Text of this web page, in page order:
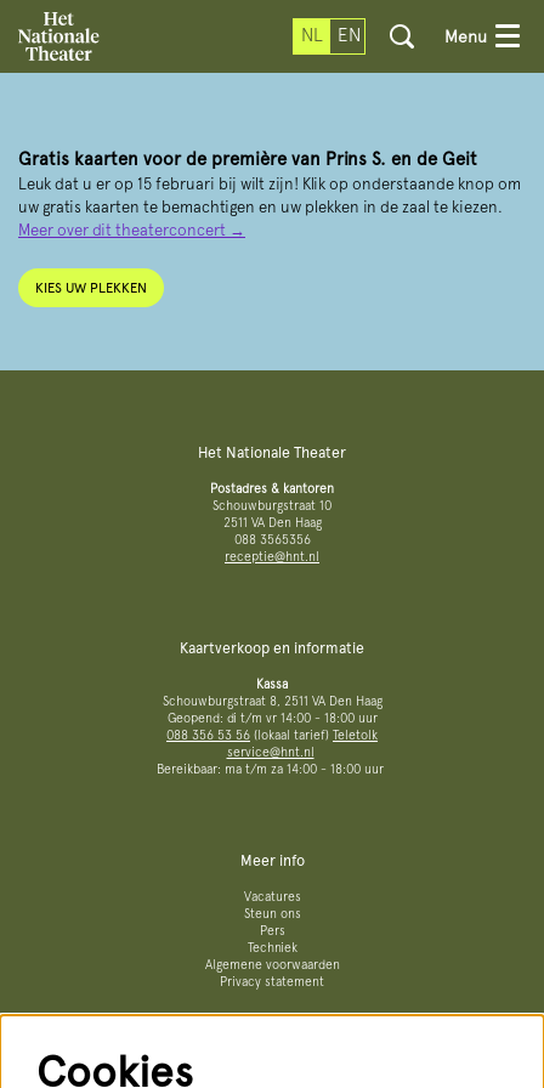
NL EN Menu
Gratis kaarten voor de première van Prins S. en de Geit
Leuk dat u er op 15 februari bij wilt zijn! Klik op onderstaande knop om
uw gratis kaarten te bemachtigen en uw plekken in de zaal te kiezen.
Meer over dit theaterconcert →
KIES UW PLEKKEN
Het Nationale Theater
Postadres & kantoren
Schouwburgstraat 10
2511 VA Den Haag
088 3565356
receptie@hnt.nl
Kaartverkoop en informatie
Kassa
Schouwburgstraat 8, 2511 VA Den Haag
Geopend: di t/m vr 14:00 - 18:00 uur
088 356 53 56 (lokaal tarief) Teletolk
service@hnt.nl
Bereikbaar: ma t/m za 14:00 - 18:00 uur
Meer info
Vacatures
Steun ons
Pers
Techniek
Algemene voorwaarden
Privacy statement
Cookies